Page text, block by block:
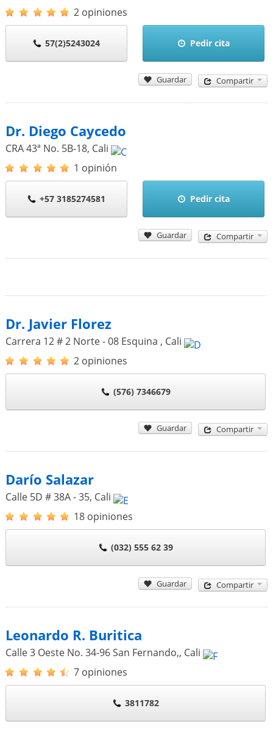
2 opiniones
57(2)5243024 Pedir cita
Guardar Compartir
Dr. Diego Caycedo
CRA 43ª No. 5B-18, Cali
1 opinión
+57 3185274581 Pedir cita
Guardar Compartir
Dr. Javier Florez
Carrera 12 # 2 Norte - 08 Esquina , Cali
2 opiniones
(576) 7346679
Guardar Compartir
Darío Salazar
Calle 5D # 38A - 35, Cali
18 opiniones
(032) 555 62 39
Guardar Compartir
Leonardo R. Buritica
Calle 3 Oeste No. 34-96 San Fernando,, Cali
7 opiniones
3811782